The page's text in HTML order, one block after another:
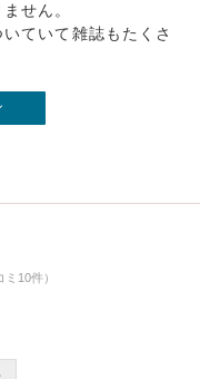
せん。
ていて雑誌もたくさ
10件）